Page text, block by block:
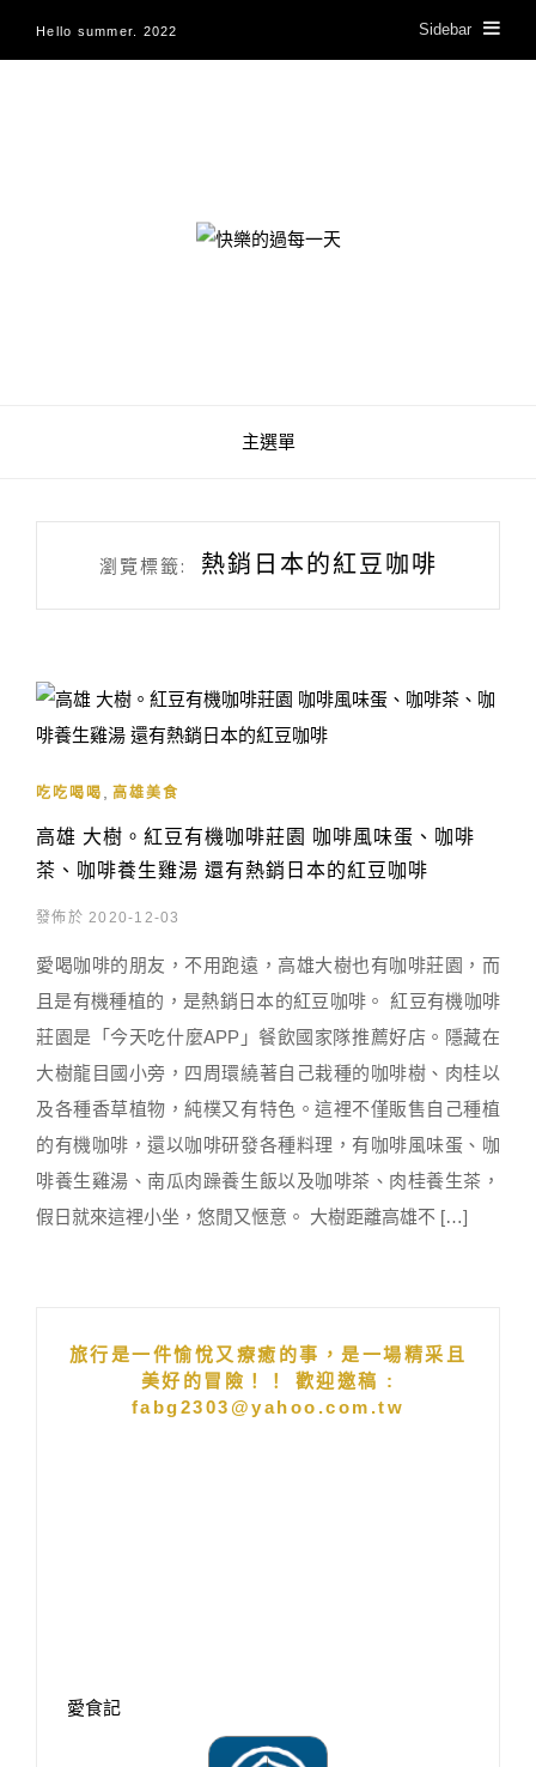
Hello summer. 2022 Sidebar
快樂的過每一天
主選單
瀏覽標籤: 熱銷日本的紅豆咖啡
吃吃喝喝 高雄美食
高雄 大樹。紅豆有機咖啡莊園 咖啡風味蛋、咖啡
茶、咖啡養生雞湯 還有熱銷日本的紅豆咖啡
發佈於 2020-12-03
愛喝咖啡的朋友，不用跑遠，高雄大樹也有咖啡莊園，而
且是有機種植的，是熱銷日本的紅豆咖啡。 紅豆有機咖啡
莊園是「今天吃什麼APP」餐飲國家隊推薦好店。隱藏在
大樹龍目國小旁，四周環繞著自己栽種的咖啡樹、肉桂以
及各種香草植物，純樸又有特色。這裡不僅販售自己種植
的有機咖啡，還以咖啡研發各種料理，有咖啡風味蛋、咖
啡養生雞湯、南瓜肉躁養生飯以及咖啡茶、肉桂養生茶，
假日就來這裡小坐，悠閒又愜意。 大樹距離高雄不 […]
旅行是一件愉悅又療癒的事，是一場精采且
美好的冒險！！ 歡迎邀稿 :
fabg2303@yahoo.com.tw
愛食記